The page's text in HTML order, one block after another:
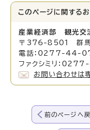
このページに関する
産業経済部 観光交
〒376-8501 群馬
電話：0277-44-
ファクシミリ：
お問い合わせは
前のページへ戻